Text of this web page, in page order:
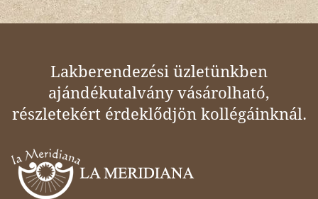
Lakberendezési üzletünkben
ajándékutalvány vásárolható,
részletekért érdeklődjön kollégáinknál.